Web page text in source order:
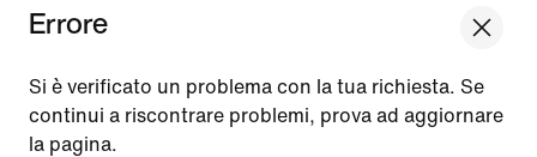
Update your location?
Svizzera
Errore
Si è verificato un problema con la tua richiesta. Se
continui a riscontrare problemi, prova ad aggiornare
la pagina.
©2026 Nike, Inc. Tutti i diritti riservati
Condizioni d'uso
Condizioni di vendita
Dati aziendali